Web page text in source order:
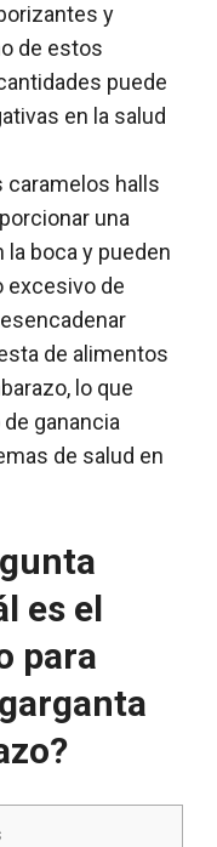
y
de estos
puede
en la salud
caramelos halls
una
boca y pueden
excesivo de
de alimentos
lo que
ganancia
de salud en
es el
para